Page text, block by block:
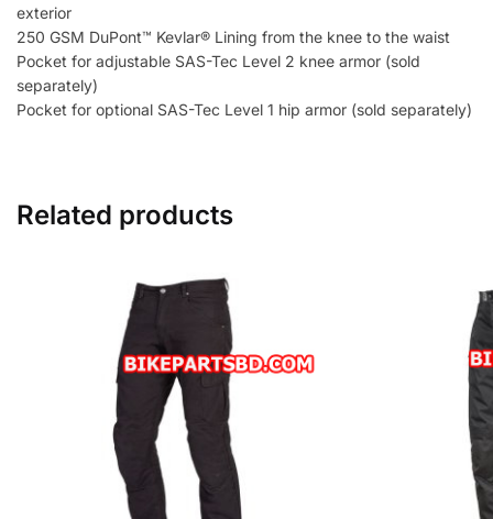
exterior
250 GSM DuPont™ Kevlar® Lining from the knee to the waist
Pocket for adjustable SAS-Tec Level 2 knee armor (sold
separately)
Pocket for optional SAS-Tec Level 1 hip armor (sold separately)
Related products